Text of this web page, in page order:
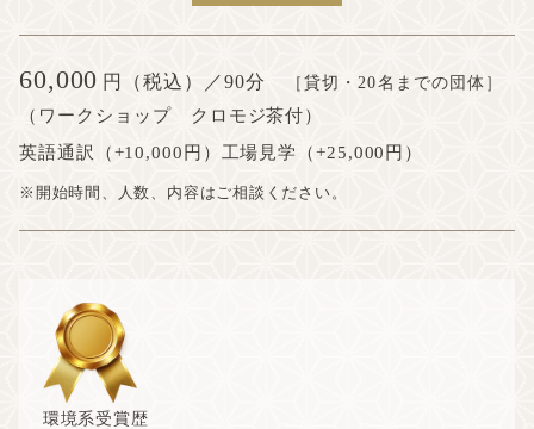
60,000 円（税込）／90分 ［貸切・20名までの団体］
（ワークショップ クロモジ茶付）
英語通訳（+10,000円）工場見学（+25,000円）
※開始時間、人数、内容はご相談ください。
環境系受賞歴